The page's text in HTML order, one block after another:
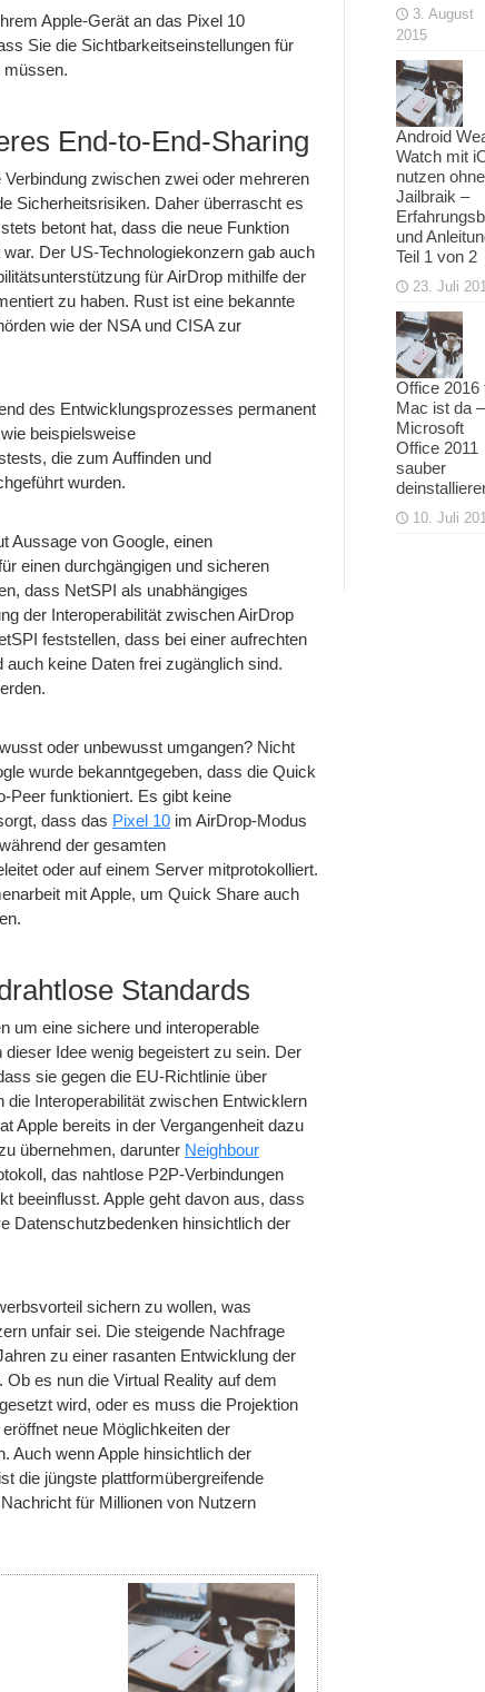
Apple-Gerät an das Pixel 10
Sie die Sichtbarkeitseinstellungen für
müssen.
End-to-End-Sharing
zwischen zwei oder mehreren
Sicherheitsrisiken. Daher überrascht es
betont hat, dass die neue Funktion
Der US-Technologiekonzern gab auch
für AirDrop mithilfe der
zu haben. Rust ist eine bekannte
wie der NSA und CISA zur
des Entwicklungsprozesses permanent
beispielsweise
die zum Auffinden und
wurden.
Aussage von Google, einen
einen durchgängigen und sicheren
dass NetSPI als unabhängiges
der Interoperabilität zwischen AirDrop
feststellen, dass bei einer aufrechten
keine Daten frei zugänglich sind.
oder unbewusst umgangen? Nicht
wurde bekanntgegeben, dass die Quick
Peer funktioniert. Es gibt keine
dass das Pixel 10 im AirDrop-Modus
der gesamten
oder auf einem Server mitprotokolliert.
mit Apple, um Quick Share auch
Standards
um eine sichere und interoperable
Idee wenig begeistert zu sein. Der
sie gegen die EU-Richtlinie über
die Interoperabilität zwischen Entwicklern
Apple bereits in der Vergangenheit dazu
übernehmen, darunter Neighbour
das nahtlose P2P-Verbindungen
beeinflusst. Apple geht davon aus, dass
Datenschutzbedenken hinsichtlich der
sichern zu wollen, was
unfair sei. Die steigende Nachfrage
zu einer rasanten Entwicklung der
es nun die Virtual Reality auf dem
wird, oder es muss die Projektion
neue Möglichkeiten der
Auch wenn Apple hinsichtlich der
die jüngste plattformübergreifende
für Millionen von Nutzern
3. August
2015
Android
Watch mit
nutzen ohne
Jailbraik –
und
Teil 1 von 2
23. Juli
Office 2016
Mac ist da –
Microsoft
Office 2011
sauber
10. Juli